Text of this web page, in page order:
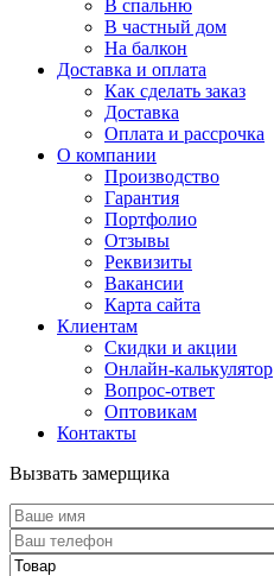
В спальню
В частный дом
На балкон
Доставка и оплата
Как сделать заказ
Доставка
Оплата и рассрочка
О компании
Производство
Гарантия
Портфолио
Отзывы
Реквизиты
Вакансии
Карта сайта
Клиентам
Скидки и акции
Онлайн-калькулятор
Вопрос-ответ
Оптовикам
Контакты
Вызвать замерщика